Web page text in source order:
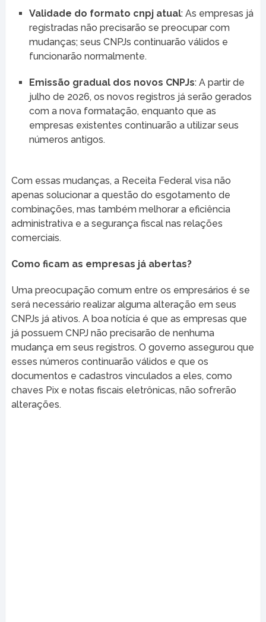
Validade do formato cnpj atual: As empresas já
registradas não precisarão se preocupar com
mudanças; seus CNPJs continuarão válidos e
funcionarão normalmente.
Emissão gradual dos novos CNPJs: A partir de
julho de 2026, os novos registros já serão gerados
com a nova formatação, enquanto que as
empresas existentes continuarão a utilizar seus
números antigos.
Com essas mudanças, a Receita Federal visa não
apenas solucionar a questão do esgotamento de
combinações, mas também melhorar a eficiência
administrativa e a segurança fiscal nas relações
comerciais.
Como ficam as empresas já abertas?
Uma preocupação comum entre os empresários é se
será necessário realizar alguma alteração em seus
CNPJs já ativos. A boa notícia é que as empresas que
já possuem CNPJ não precisarão de nenhuma
mudança em seus registros. O governo assegurou que
esses números continuarão válidos e que os
documentos e cadastros vinculados a eles, como
chaves Pix e notas fiscais eletrônicas, não sofrerão
alterações.